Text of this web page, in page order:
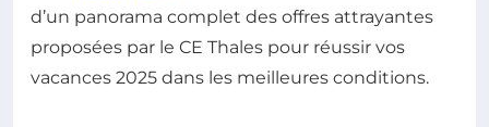
d’un panorama complet des offres attrayantes
proposées par le CE Thales pour réussir vos
vacances 2025 dans les meilleures conditions.